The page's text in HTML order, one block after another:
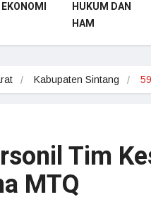
EKONOMI
HUKUM DAN
HAM
Kabupaten Sintang
Tim
MTQ